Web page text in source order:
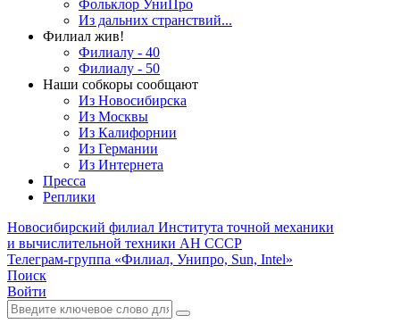
Фольклор УниПро
Из дальних странствий...
Филиал жив!
Филиалу - 40
Филиалу - 50
Наши собкоры сообщают
Из Новосибирска
Из Москвы
Из Калифорнии
Из Германии
Из Интернета
Пресса
Реплики
Новосибирский филиал Института точной механики
и вычислительной техники АН СССР
Телеграм-группа «Филиал, Унипро, Sun, Intel»
Поиск
Войти